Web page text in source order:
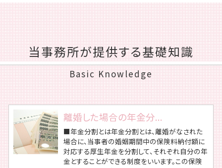
当事務所が提供する基礎知識
Basic Knowledge
離婚した場合の年金分...
■年金分割とは年金分割とは、離婚がなされた
場合に、当事者の婚姻期間中の保険料納付額に
対応する厚生年金を分割して、それぞれ自分の年
金とすることができる制度をいいます。この保険